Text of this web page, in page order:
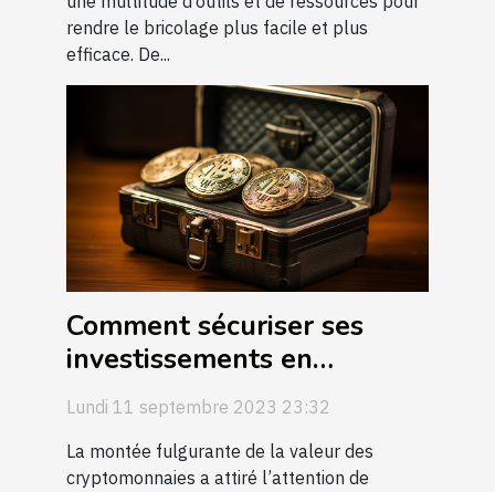
rendre le bricolage plus facile et plus
efficace. De...
Comment sécuriser ses
investissements en
cryptomonnaies
Lundi 11 septembre 2023 23:32
La montée fulgurante de la valeur des
cryptomonnaies a attiré l’attention de